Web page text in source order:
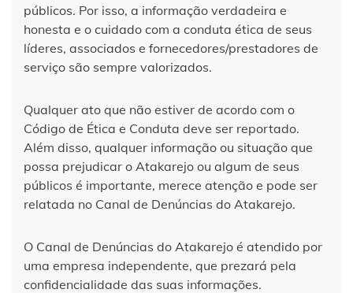
públicos. Por isso, a informação verdadeira e
honesta e o cuidado com a conduta ética de seus
líderes, associados e fornecedores/prestadores de
serviço são sempre valorizados.
Qualquer ato que não estiver de acordo com o
Código de Ética e Conduta deve ser reportado.
Além disso, qualquer informação ou situação que
possa prejudicar o Atakarejo ou algum de seus
públicos é importante, merece atenção e pode ser
relatada no Canal de Denúncias do Atakarejo.
O Canal de Denúncias do Atakarejo é atendido por
uma empresa independente, que prezará pela
confidencialidade das suas informações.